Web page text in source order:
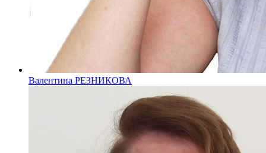
Валентина РЕЗНИКОВА